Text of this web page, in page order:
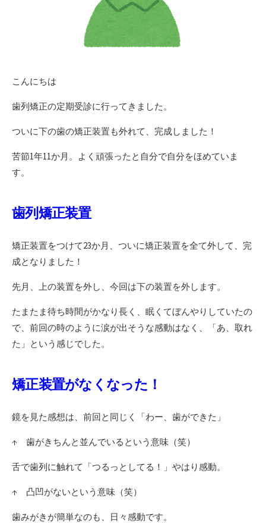
こんにちは
歯列矯正の定期受診に行ってきました。
ついに下の歯の矯正装置も外れて、完成しました！
苦節1年11か月。よく頑張ったと自分で自分をほめていま
す。
歯列矯正装置
矯正装置をつけて23か月、ついに矯正装置を全て外して、完
成となりました！
先月、上の装置を外し、今回は下の装置を外します。
たまたま待ち時間がかなり長く、眠くてぼんやりしていたの
で、前回の時のように涙が出そうな感動はなく、「あ、取れ
た」という感じでした。
矯正装置がなくなった！
鏡を見た感想は、前回と同じく「わー、歯ができた」
↑ 歯がきちんと並んでいるという意味（笑）
舌で歯列に触れて「つるっとしてる！」やはり感動。
↑ 凸凹がないという意味（笑）
歯みがきが簡単なのも、日々感動です。